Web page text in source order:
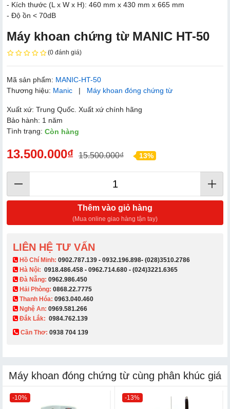
- Kích thước (L x W x H): 460 mm x 430 mm x 665 mm
- Độ ồn < 70dB
Máy khoan chứng từ MANIC HT-50
(0 đánh giá)
Mã sản phẩm: MANIC-HT-50
Thương hiệu: Manic | Máy khoan đóng chứng từ
Xuất xứ: Trung Quốc. Xuất xứ chính hãng
Bảo hành: 1 năm
Tình trạng: Còn hàng
13.500.000₫ 15.500.000₫ 13%
Thêm vào giỏ hàng
(Mua online giao hàng tận tay)
LIÊN HỆ TƯ VẤN
​ Hồ Chí Minh: 0902.787.139 - 0932.196.898- (028)3510.2786
Hà Nội: 0918.486.458 - 0962.714.680 - (024)3221.6365
Đà Nẵng: 0962.986.450
Hải Phòng: 0868.22.7775
Thanh Hóa: 0963.040.460
Nghệ An: 0969.581.266
Đắk Lắk: 0984.762.139
Cần Thơ: 0938 704 139​
Máy khoan đóng chứng từ cùng phân khúc giá
-10% -13%